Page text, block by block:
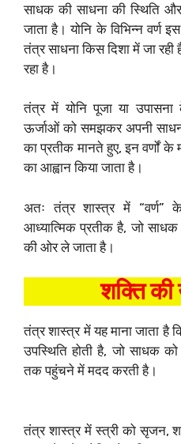
साधक की साधना की स्थिति
जाता है। योनि के विभिन्न वर्ण
तंत्र साधना किस दिशा में जा
रहा है।
तंत्र में योनि पूजा या
ऊर्जाओं को समझकर अपनी
का प्रतीक मानते हुए, इन वर्णों के
का आह्वान किया जाता है।
अतः तंत्र शास्त्र में
आध्यात्मिक प्रतीक है, जो
की ओर ले जाता है।
शक्ति की
तंत्र शास्त्र में यह माना जाता है
उपस्थिति होती है, जो साधक
तक पहुंचने में मदद करती है।
तंत्र शास्त्र में स्त्री को सृजन,